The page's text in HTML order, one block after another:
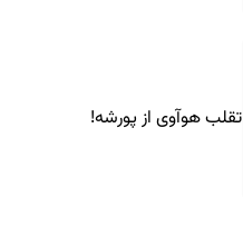
تقلب هوآوی از پورشه!